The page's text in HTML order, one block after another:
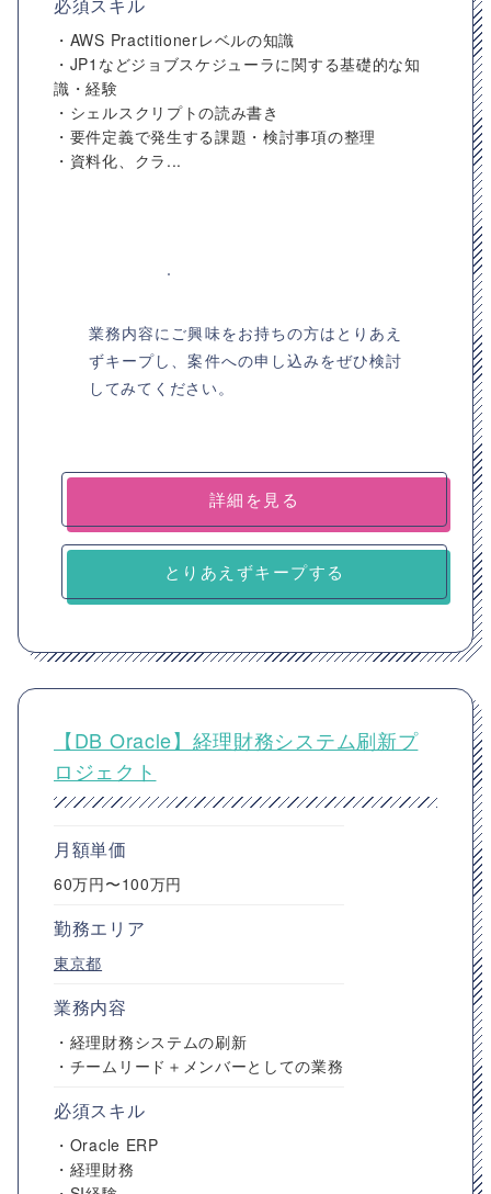
・AWS Practitionerレベルの知識
・JP1などジョブスケジューラに関する基礎的な知
識・経験
・シェルスクリプトの読み書き
・要件定義で発生する課題・検討事項の整理
・資料化、クラ...
業務内容にご興味をお持ちの方はとりあえ
ずキープし、案件への申し込みをぜひ検討
してみてください。
詳細を見る
とりあえずキープする
【DB Oracle】経理財務システム刷新プ
ロジェクト
月額単価
60万円〜100万円
勤務エリア
東京都
業務内容
・経理財務システムの刷新
・チームリード＋メンバーとしての業務
必須スキル
・Oracle ERP
・経理財務